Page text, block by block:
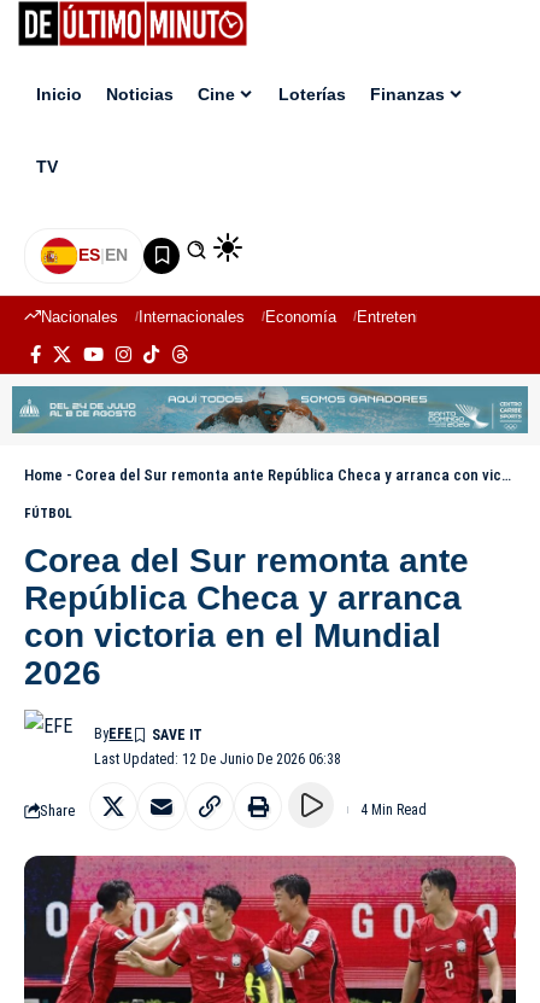
Inicio Noticias Cine Loterías Finanzas
TV
ES|EN
Nacionales Internacionales Economía Entretenimiento
Home - Corea del Sur remonta ante República Checa y arranca con victoria en el Mundial 2026
FÚTBOL
Corea del Sur remonta ante
República Checa y arranca
con victoria en el Mundial
2026
Last Updated: 12 De Junio De 2026 06:38
ByEFE
Share 4 Min Read